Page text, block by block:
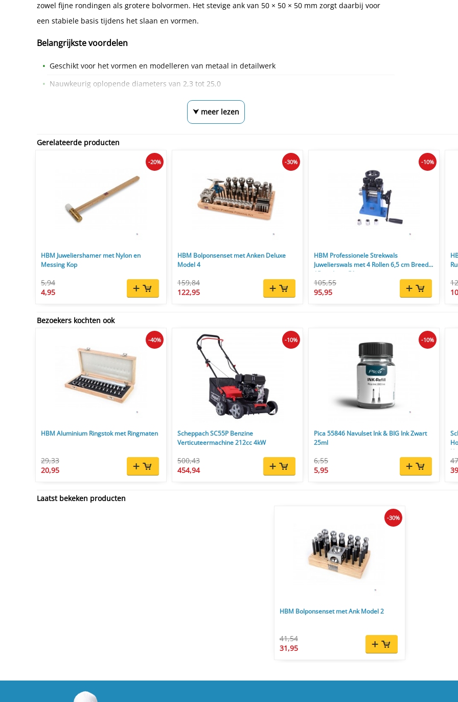
zowel fijne rondingen als grotere bolvormen. Het stevige ank van 50 × 50 × 50 mm zorgt daarbij voor
een stabiele basis tijdens het slaan en vormen.
Belangrijkste voordelen
Geschikt voor het vormen en modelleren van metaal in detailwerk
Nauwkeurig oplopende diameters van 2,3 tot 25,0
⮟ meer lezen
Gerelateerde producten
HBM Juweliershamer met Nylon en
Messing Kop
5,94
4,95
-20%
HBM Bolponsenset met Anken Deluxe
Model 4
159,84
122,95
-30%
HBM Professionele Strekwals
Juwelierswals met 4 Rollen 6,5 cm Breed
15 cm Lang 50 mm
105,55
95,95
-10%
Bezoekers kochten ook
HBM Aluminium Ringstok met Ringmaten
29,33
20,95
-40%
Scheppach SC55P Benzine
Verticuteermachine 212cc 4kW
500,43
454,94
-10%
Pica 55846 Navulset Ink & BIG Ink Zwart
25ml
6,55
5,95
-10%
l/u
Laatst bekeken producten
HBM Bolponsenset met Ank Model 2
41,54
31,95
-30%